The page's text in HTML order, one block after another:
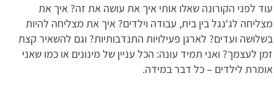
עוד לפני הקורונה שאלו אותי איך את עושה את זה? איך את
מצליחה לג‘נגל בין בית, עבודה וילדים? איך את מצליחה להיות
בשלושה ועדים? לארגן פעילויות התנדבותיות? וגם להשאיר קצת
זמן לעצמך? ואני תמיד עונה: הכל עניין של מינונים או כמו שאני
אומרת לילדים – כל דבר במידה.